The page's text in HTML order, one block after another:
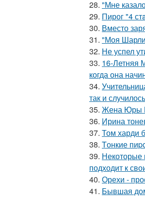
28. "Мне
29. Пирог "4
30. Вместо
31. "Моя
32. Не успел
33. 16-Летняя
когда она
34.
так и
35. Жена Юры
36. Ирина
37. Том харди
38. Tонкие
39. Некоторые
подходит к
40. Орехи -
41. Бывшая